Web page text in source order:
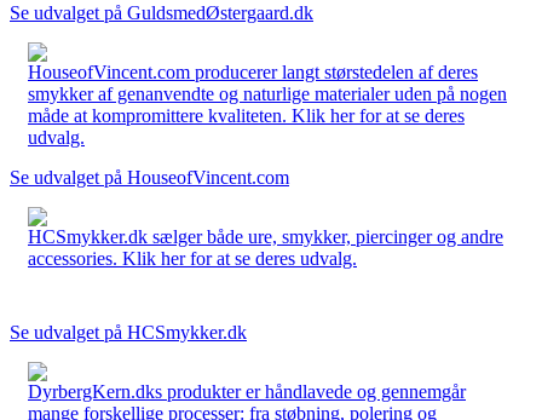
Se udvalget på GuldsmedØstergaard.dk
HouseofVincent.com producerer langt størstedelen af deres
smykker af genanvendte og naturlige materialer uden på nogen
måde at kompromittere kvaliteten. Klik her for at se deres
udvalg.
Se udvalget på HouseofVincent.com
HCSmykker.dk sælger både ure, smykker, piercinger og andre
accessories. Klik her for at se deres udvalg.
Se udvalget på HCSmykker.dk
DyrbergKern.dks produkter er håndlavede og gennemgår
mange forskellige processer: fra støbning, polering og